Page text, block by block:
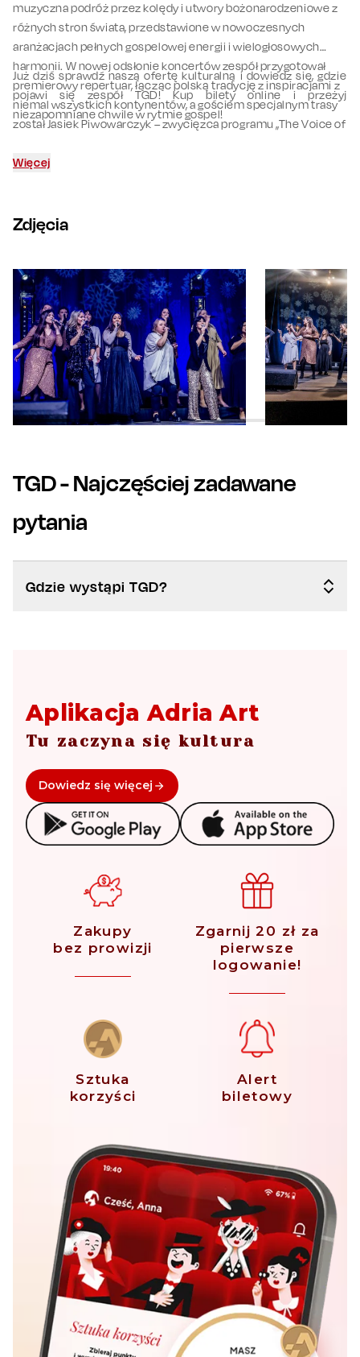
muzyczna podróż przez kolędy i utwory bożonarodzeniowe z
różnych stron świata, przedstawione w nowoczesnych
aranżacjach pełnych gospelowej energii i wielogłosowych
harmonii. W nowej odsłonie koncertów zespół przygotował
premierowy repertuar, łącząc polską tradycję z inspiracjami z
niemal wszystkich kontynentów, a gościem specjalnym trasy
został Jasiek Piwowarczyk – zwycięzca programu „The Voice of
Już dziś sprawdź naszą ofertę kulturalną i dowiedz się, gdzie
pojawi się zespół TGD! Kup bilety online i przeżyj
niezapomniane chwile w rytmie gospel!
Więcej
Zdjęcia
TGD- Najczęściej zadawane
pytania
Gdzie wystąpi TGD?
Aplikacja Adria Art
Tu zaczyna się kultura
Dowiedz się więcej
Zakupy
bez prowizji
Zgarnij 20 zł za
pierwsze
logowanie!
Sztuka
korzyści
Alert
biletowy